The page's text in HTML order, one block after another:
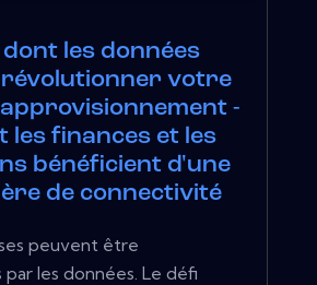
les données
votre
-
les finances et les
bénéficient d'une
de connectivité
peuvent être
les données. Le défi